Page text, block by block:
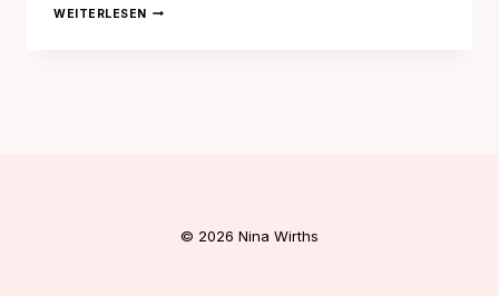
WEITERLESENHERBSTLOOK
© 2026 Nina Wirths